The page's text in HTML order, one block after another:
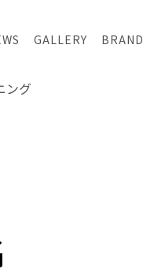
GALLERY BRAND
ング